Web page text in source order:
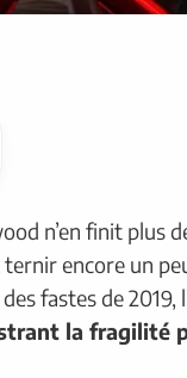
n’en finit plus
encore un
fastes de 2019,
la fragilité